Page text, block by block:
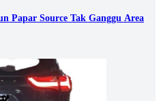
Papar Source Tak Ganggu Area